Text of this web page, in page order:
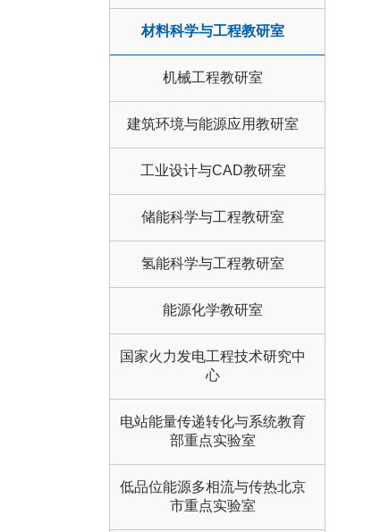
材料科学与工程教研室
机械工程教研室
建筑环境与能源应用教研室
工业设计与CAD教研室
储能科学与工程教研室
氢能科学与工程教研室
能源化学教研室
国家火力发电工程技术研究中
心
电站能量传递转化与系统教育
部重点实验室
低品位能源多相流与传热北京
市重点实验室